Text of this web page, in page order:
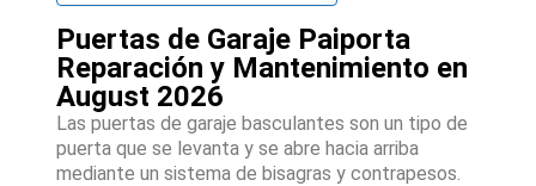
Puertas de Garaje Paiporta
Reparación y Mantenimiento en
August 2026
Las puertas de garaje basculantes son un tipo de
puerta que se levanta y se abre hacia arriba
mediante un sistema de bisagras y contrapesos.